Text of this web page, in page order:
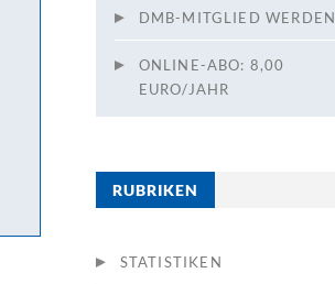
DMB-MITGLIED WERDEN
ONLINE-ABO: 8,00
EURO/JAHR
RUBRIKEN
STATISTIKEN